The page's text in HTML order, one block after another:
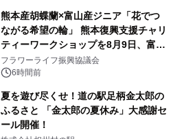
熊本産胡蝶蘭×富山産ジニア「花でつ
ながる希望の輪」 熊本復興支援チャリ
ティーワークショップを8月9日、富
山・射水で開催
フラワーライフ振興協議会
6時間前
夏を遊び尽くせ！道の駅足柄金太郎の
ふるさと 「金太郎の夏休み」大感謝セ
ール開催！